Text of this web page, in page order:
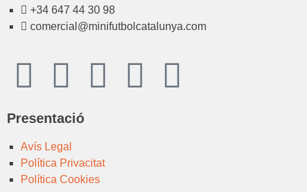
+34 647 44 30 98
comercial@minifutbolcatalunya.com
Presentació
Avís Legal
Política Privacitat
Política Cookies